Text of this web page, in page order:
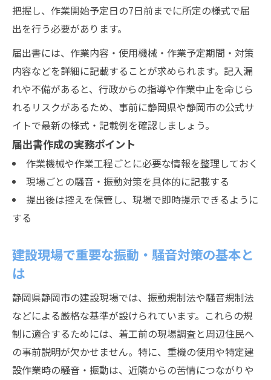
把握し、作業開始予定日の7日前までに所定の様式で届
出を行う必要があります。
届出書には、作業内容・使用機械・作業予定期間・対策
内容などを詳細に記載することが求められます。記入漏
れや不備があると、行政からの指導や作業中止を命じら
れるリスクがあるため、事前に静岡県や静岡市の公式サ
イトで最新の様式・記載例を確認しましょう。
届出書作成の実務ポイント
作業機械や作業工程ごとに必要な情報を整理しておく
現場ごとの騒音・振動対策を具体的に記載する
提出後は控えを保管し、現場で即時提示できるように
する
建設現場で重要な振動・騒音対策の基本と
は
静岡県静岡市の建設現場では、振動規制法や騒音規制法
などによる厳格な基準が設けられています。これらの規
制に適合するためには、着工前の現場調査と周辺住民へ
の事前説明が欠かせません。特に、重機の使用や特定建
設作業時の騒音・振動は、近隣からの苦情につながりや